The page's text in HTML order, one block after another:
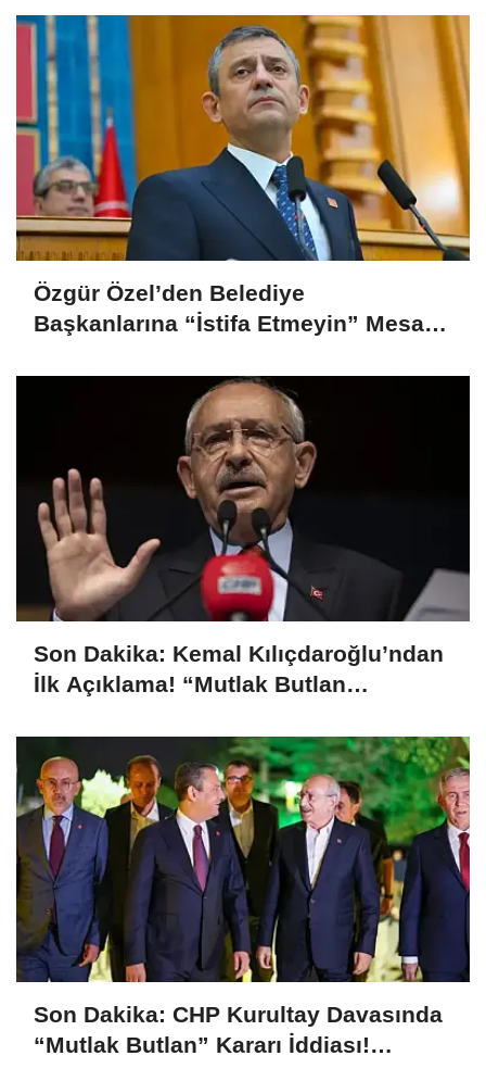
Özgür Özel’den Belediye
Başkanlarına “İstifa Etmeyin” Mesajı:
Son Dakika: Kemal Kılıçdaroğlu’ndan
İlk Açıklama! “Mutlak Butlan
Son Dakika: CHP Kurultay Davasında
“Mutlak Butlan” Kararı İddiası!